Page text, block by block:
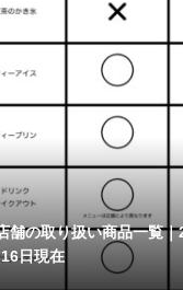
舗の取り扱い商品一覧
日現在